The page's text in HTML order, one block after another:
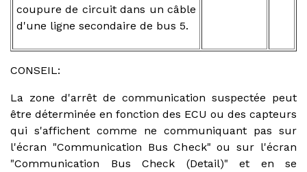
coupure de circuit dans un câble
d'une ligne secondaire de bus 5.
CONSEIL:
La zone d'arrêt de communication suspectée peut
être déterminée en fonction des ECU ou des capteurs
qui s'affichent comme ne communiquant pas sur
l'écran "Communication Bus Check" ou sur l'écran
"Communication Bus Check (Detail)" et en se